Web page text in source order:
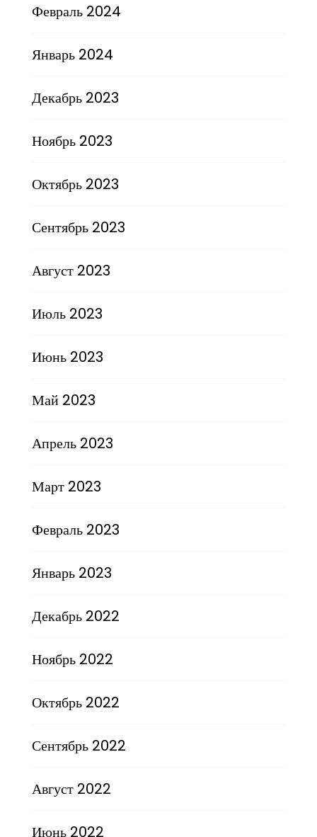
Февраль 2024
Январь 2024
Декабрь 2023
Ноябрь 2023
Октябрь 2023
Сентябрь 2023
Август 2023
Июль 2023
Июнь 2023
Май 2023
Апрель 2023
Март 2023
Февраль 2023
Январь 2023
Декабрь 2022
Ноябрь 2022
Октябрь 2022
Сентябрь 2022
Август 2022
Июнь 2022